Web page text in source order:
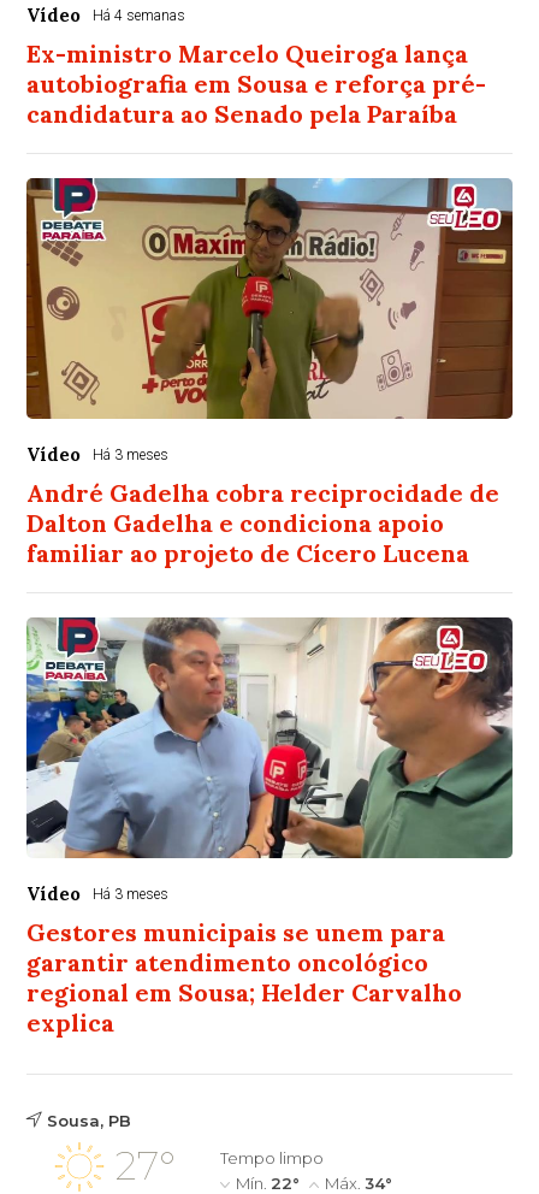
Vídeo Há 4 semanas
Ex-ministro Marcelo Queiroga lança
autobiografia em Sousa e reforça pré-
candidatura ao Senado pela Paraíba
Vídeo Há 3 meses
André Gadelha cobra reciprocidade de
Dalton Gadelha e condiciona apoio
familiar ao projeto de Cícero Lucena
Vídeo Há 3 meses
Gestores municipais se unem para
garantir atendimento oncológico
regional em Sousa; Helder Carvalho
explica
Sousa, PB
27°
Tempo limpo
Mín. 22° Máx.34°